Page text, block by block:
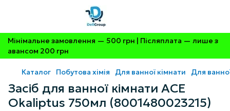
Мінімальне замовлення — 500 грн | Післяплата — лише з
авансом 200 грн
Каталог Побутова хімія Для ванної кімнати Для
Засіб для ванної кімнати ACE
Okaliptus 750мл (8001480023215)